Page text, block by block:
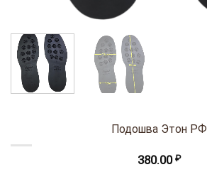
Подошва Этон РФ
380.00 ₽